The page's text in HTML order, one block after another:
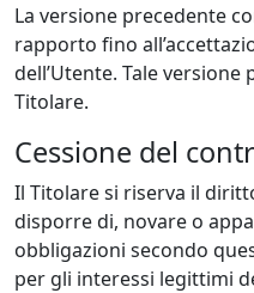
La versione precedente
rapporto fino
dell’Utente. Tale versione
Titolare.
Cessione del
Il Titolare si riserva il
disporre di, novare o
obbligazioni secondo
per gli interessi legittimi